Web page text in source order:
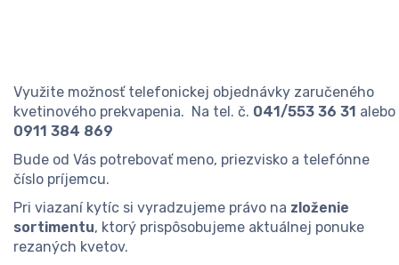
Využite možnosť telefonickej objednávky zaručeného
kvetinového prekvapenia. Na tel. č. 041/553 36 31 alebo
0911 384 869
Bude od Vás potrebovať meno, priezvisko a telefónne
číslo príjemcu.
Pri viazaní kytíc si vyradzujeme právo na zloženie
sortimentu, ktorý prispôsobujeme aktuálnej ponuke
rezaných kvetov.